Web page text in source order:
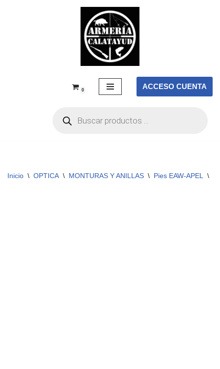
0 ACCESO CUENTA
Inicio \ OPTICA \ MONTURAS Y ANILLAS \ Pies EAW-APEL \